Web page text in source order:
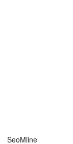
SeoMline